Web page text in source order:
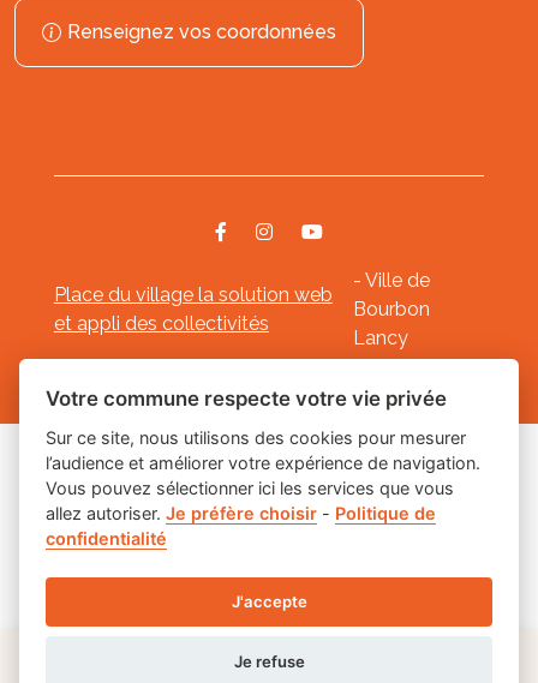
Renseignez vos coordonnées
Place du village la solution web
et appli des collectivités
- Ville de
Bourbon
Lancy
Mentions légales-- Gestion des cookies
Les labels
Votre commune respecte votre vie privée
Sur ce site, nous utilisons des cookies pour mesurer
l’audience et améliorer votre expérience de navigation.
Vous pouvez sélectionner ici les services que vous
allez autoriser.Je préfère choisir - Politique de
confidentialité
J'accepte
Je refuse